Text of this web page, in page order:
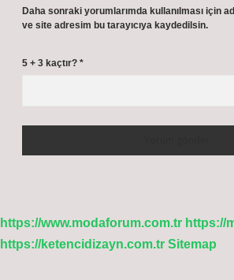
Daha sonraki yorumlarımda kullanılması için
ve site adresim bu tarayıcıya kaydedilsin.
5 + 3 kaçtır? *
https://www.modaforum.com.tr https://
https://ketencidizayn.com.tr Sitemap